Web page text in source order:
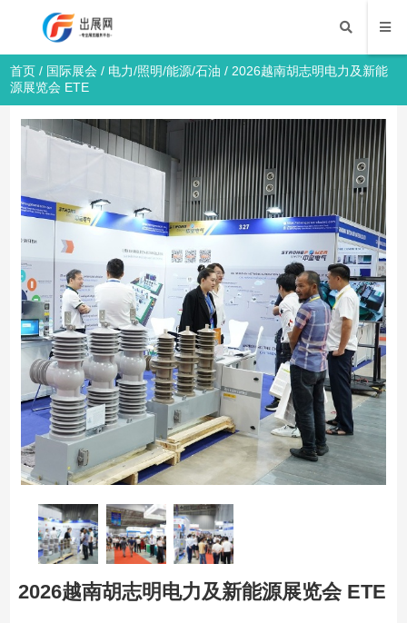
首页 / 国际展会 / 电力/照明/能源/石油 / 2026越南胡志明电力及新能
源展览会 ETE
2026越南胡志明电力及新能源展览会 ETE